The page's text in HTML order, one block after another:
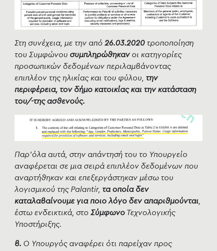
Στη συνέχεια, με την από 26.03.2020 τροποποίηση
του Συμφώνου συμπληρώθηκανοι κατηγορίες
προσωπικών δεδομένων περιλαμβάνοντας
επιπλέον της ηλικίας και του φύλου, την
περιφέρεια, τον δήμο κατοικίας και την κατάσταση
του/-της ασθενούς.
Παρ'όλα αυτά, στην απάντησή του το Υπουργείο
αναφέρεται σε μια σειρά επιπλέον δεδομένων που
αναρτήθηκαν και επεξεργάστηκαν μέσω του
λογισμικού της Palantir, τα οποία δεν
καταλαβαίνουμε για ποιο λόγο δεν απαριθμούνται,
έστω ενδεικτικά, στο Σύμφωνο Τεχνολογικής
Υποστήριξης.
β. Ο Υπουργός αναφέρει ότι παρείχαν προς